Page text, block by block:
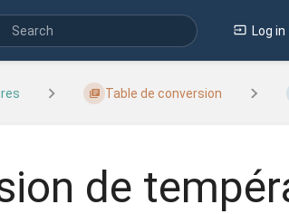
Log in
Table de conversion
de